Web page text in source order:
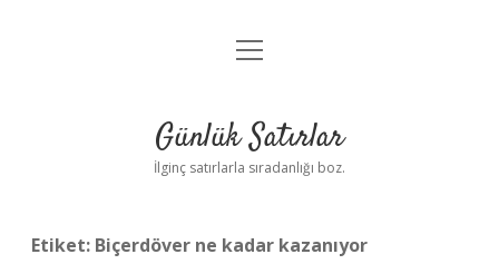
Anasayfa
Yasal Uyarı
menüyü
Günlük Satırlar
İlginç satırlarla sıradanlığı boz.
Etiket: Biçerdöver ne kadar kazanıyor